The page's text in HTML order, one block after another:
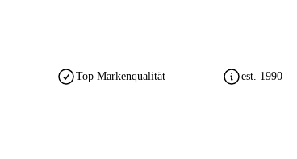
Top Markenqualität est. 1990